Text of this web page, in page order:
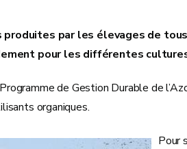
produites par les élevages de
pour les différentes
de Gestion Durable de
organiques.
Pour